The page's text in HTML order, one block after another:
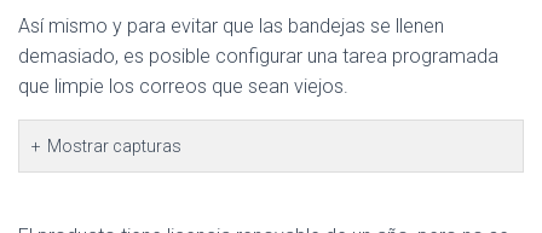
Así mismo y para evitar que las bandejas se llenen
demasiado, es posible configurar una tarea programada
que limpie los correos que sean viejos.
Mostrar capturas